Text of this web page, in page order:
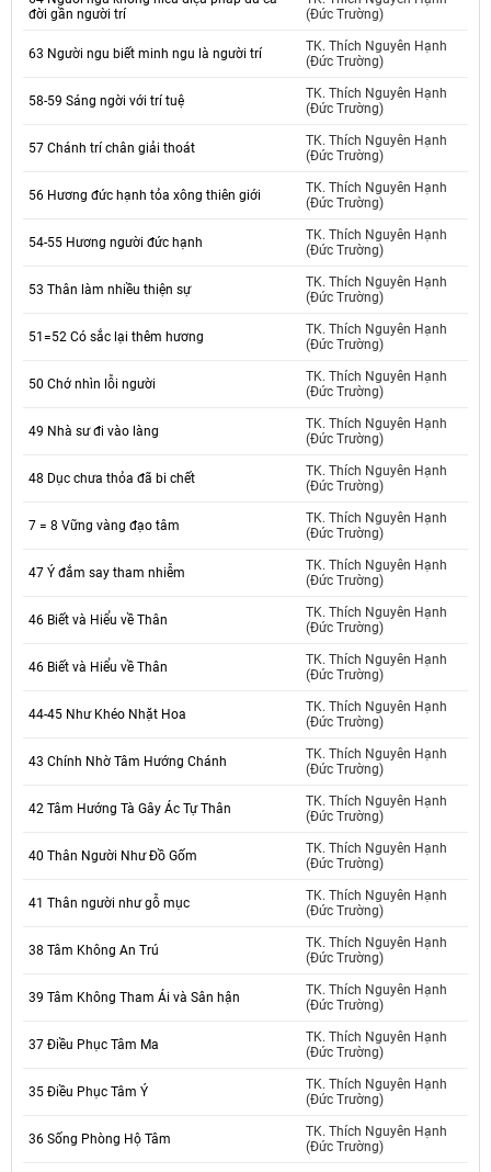
đời gần người trí
(Đức Trường)
63 Người ngu biết minh ngu là người trí
TK. Thích Nguyên Hạnh
(Đức Trường)
58-59 Sáng ngời với trí tuệ
TK. Thích Nguyên Hạnh
(Đức Trường)
57 Chánh trí chân giải thoát
TK. Thích Nguyên Hạnh
(Đức Trường)
56 Hương đức hạnh tỏa xông thiên giới
TK. Thích Nguyên Hạnh
(Đức Trường)
54-55 Hương người đức hạnh
TK. Thích Nguyên Hạnh
(Đức Trường)
53 Thân làm nhiều thiện sự
TK. Thích Nguyên Hạnh
(Đức Trường)
51=52 Có sắc lại thêm hương
TK. Thích Nguyên Hạnh
(Đức Trường)
50 Chớ nhìn lỗi người
TK. Thích Nguyên Hạnh
(Đức Trường)
49 Nhà sư đi vào làng
TK. Thích Nguyên Hạnh
(Đức Trường)
48 Dục chưa thỏa đã bi chết
TK. Thích Nguyên Hạnh
(Đức Trường)
7 = 8 Vững vàng đạo tâm
TK. Thích Nguyên Hạnh
(Đức Trường)
47 Ý đắm say tham nhiễm
TK. Thích Nguyên Hạnh
(Đức Trường)
46 Biết và Hiểu về Thân
TK. Thích Nguyên Hạnh
(Đức Trường)
46 Biết và Hiểu về Thân
TK. Thích Nguyên Hạnh
(Đức Trường)
44-45 Như Khéo Nhặt Hoa
TK. Thích Nguyên Hạnh
(Đức Trường)
43 Chính Nhờ Tâm Hướng Chánh
TK. Thích Nguyên Hạnh
(Đức Trường)
42 Tâm Hướng Tà Gây Ác Tự Thân
TK. Thích Nguyên Hạnh
(Đức Trường)
40 Thân Người Như Đồ Gốm
TK. Thích Nguyên Hạnh
(Đức Trường)
41 Thân người như gỗ mục
TK. Thích Nguyên Hạnh
(Đức Trường)
38 Tâm Không An Trú
TK. Thích Nguyên Hạnh
(Đức Trường)
39 Tâm Không Tham Ái và Sân hận
TK. Thích Nguyên Hạnh
(Đức Trường)
37 Điều Phục Tâm Ma
TK. Thích Nguyên Hạnh
(Đức Trường)
35 Điều Phục Tâm Ý
TK. Thích Nguyên Hạnh
(Đức Trường)
36 Sống Phòng Hộ Tâm
TK. Thích Nguyên Hạnh
(Đức Trường)